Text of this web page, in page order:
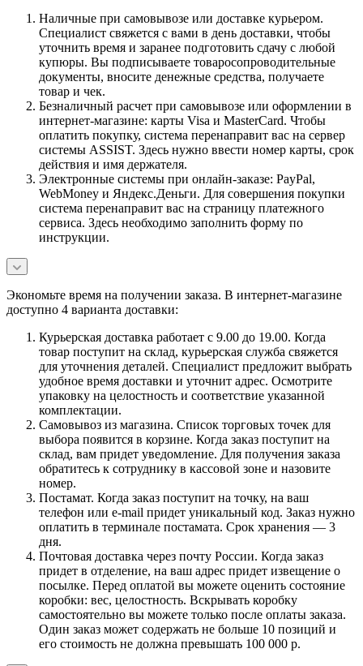
Наличные при самовывозе или доставке курьером.
Специалист свяжется с вами в день доставки, чтобы
уточнить время и заранее подготовить сдачу с любой
купюры. Вы подписываете товаросопроводительные
документы, вносите денежные средства, получаете
товар и чек.
Безналичный расчет при самовывозе или оформлении в
интернет-магазине: карты Visa и MasterCard. Чтобы
оплатить покупку, система перенаправит вас на сервер
системы ASSIST. Здесь нужно ввести номер карты, срок
действия и имя держателя.
Электронные системы при онлайн-заказе: PayPal,
WebMoney и Яндекс.Деньги. Для совершения покупки
система перенаправит вас на страницу платежного
сервиса. Здесь необходимо заполнить форму по
инструкции.
Экономьте время на получении заказа. В интернет-магазине
доступно 4 варианта доставки:
Курьерская доставка работает с 9.00 до 19.00. Когда
товар поступит на склад, курьерская служба свяжется
для уточнения деталей. Специалист предложит выбрать
удобное время доставки и уточнит адрес. Осмотрите
упаковку на целостность и соответствие указанной
комплектации.
Самовывоз из магазина. Список торговых точек для
выбора появится в корзине. Когда заказ поступит на
склад, вам придет уведомление. Для получения заказа
обратитесь к сотруднику в кассовой зоне и назовите
номер.
Постамат. Когда заказ поступит на точку, на ваш
телефон или e-mail придет уникальный код. Заказ нужно
оплатить в терминале постамата. Срок хранения — 3
дня.
Почтовая доставка через почту России. Когда заказ
придет в отделение, на ваш адрес придет извещение о
посылке. Перед оплатой вы можете оценить состояние
коробки: вес, целостность. Вскрывать коробку
самостоятельно вы можете только после оплаты заказа.
Один заказ может содержать не больше 10 позиций и
его стоимость не должна превышать 100 000 р.